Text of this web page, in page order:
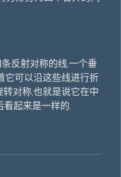
反射对称的线,一个垂
它可以沿这些线进行折
对称,也就是说它在中
起来是一样的.